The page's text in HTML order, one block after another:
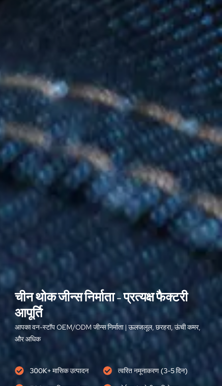
चीन थोक जीन्स निर्माता - प्रत्यक्ष फैक्टरी
आपूर्ति
आपका वन-स्टॉप OEM/ODM जीन्स निर्माता | ऊलजलूल, छरहरा, ऊंची कमर,
और अधिक
300K+ मासिक उत्पादन
त्वरित नमूनाकरण (3-5 दिन)